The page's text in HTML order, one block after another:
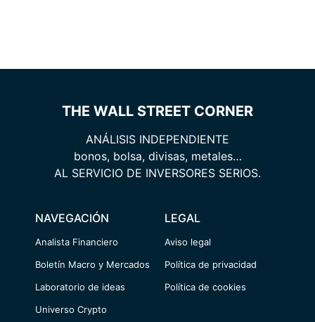
THE WALL STREET CORNER
ANÁLISIS INDEPENDIENTE
bonos, bolsa, divisas, metales…
AL SERVICIO DE INVERSORES SERIOS.
NAVEGACIÓN
Analista Financiero
Boletín Macro y Mercados
Laboratorio de ideas
Universo Crypto
LEGAL
Aviso legal
Política de privacidad
Política de cookies